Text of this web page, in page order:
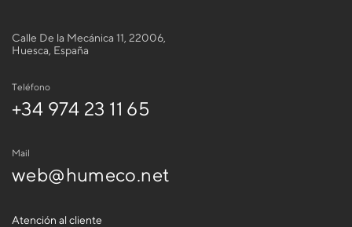
Calle De la Mecánica 11, 22006,
Huesca, España
Teléfono
+34 974 23 11 65
Mail
web@humeco.net
Atención al cliente